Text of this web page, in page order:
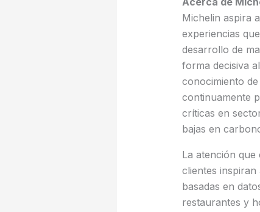
Michelin aspira
experiencias
desarrollo de
forma decisiva
conocimiento
continuamente
críticas en
bajas en
La atención
clientes
basadas en
restaurantes y